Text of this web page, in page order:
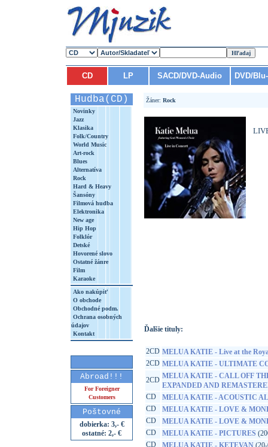
CD LP SACD/DVD-Audio DVD/
Hudba(CD)
Novinky
Jazz
Klasika
Folk/Country
World Music
Art-rock
Blues
Alternatíva
Rock
Hard & Heavy
Šansóny
Filmová hudba
Elektronika
New age
Hip Hop
Folklór
Detské
Hovorené slovo
Ostatné žánre
Film
Karaoke
Ako nakúpiť
O obchode
Obchodné podm.
Ochrana osobných
údajov
Kontakt
Abroad!!!
For Foreigner
Customers
Poštovné
dobierka: 3,- €
ostatné: 2,- €
Žáner: Rock
Ďalšie tituly:
2CD MELUA KATIE - Live at the
2CD MELUA KATIE - ULTIMATE
2CD MELUA KATIE - CALL OFF
EXPANDED AND
CD
MELUA KATIE - ACOUSTIC
CD
MELUA KATIE - LOVE &
CD
MELUA KATIE - LOVE &
CD
MELUA KATIE - PICTURES
CD
MELUA KATIE - KETEVAN